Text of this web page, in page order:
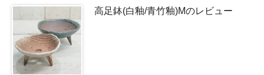
高足鉢(白釉/青竹釉)Mのレビュー